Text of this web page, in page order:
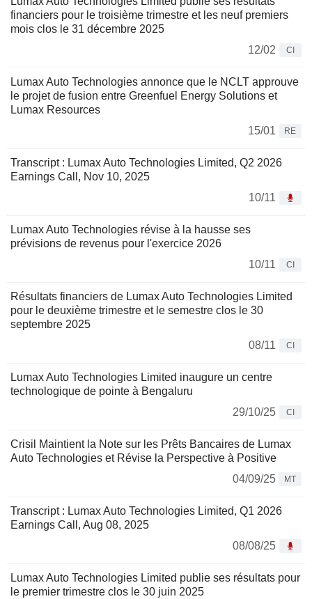
financiers pour le troisième trimestre et les neuf premiers
mois clos le 31 décembre 2025
12/02
CI
Lumax Auto Technologies annonce que le NCLT approuve
le projet de fusion entre Greenfuel Energy Solutions et
Lumax Resources
15/01
RE
Transcript : Lumax Auto Technologies Limited, Q2 2026
Earnings Call, Nov 10, 2025
10/11
Lumax Auto Technologies révise à la hausse ses
prévisions de revenus pour l'exercice 2026
10/11
CI
Résultats financiers de Lumax Auto Technologies Limited
pour le deuxième trimestre et le semestre clos le 30
septembre 2025
08/11
CI
Lumax Auto Technologies Limited inaugure un centre
technologique de pointe à Bengaluru
29/10/25
CI
Crisil Maintient la Note sur les Prêts Bancaires de Lumax
Auto Technologies et Révise la Perspective à Positive
04/09/25
MT
Transcript : Lumax Auto Technologies Limited, Q1 2026
Earnings Call, Aug 08, 2025
08/08/25
Lumax Auto Technologies Limited publie ses résultats pour
le premier trimestre clos le 30 juin 2025